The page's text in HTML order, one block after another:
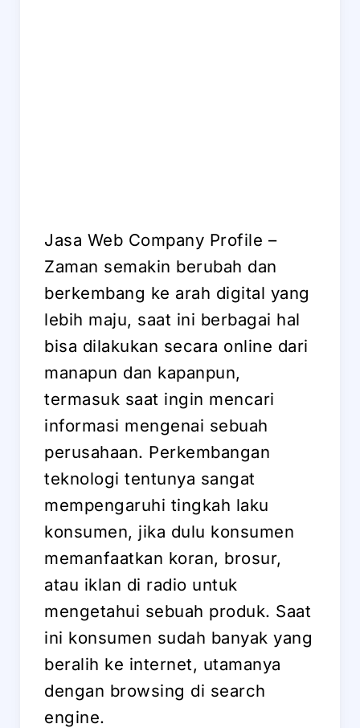
Jasa Web Company Profile –
Zaman semakin berubah dan
berkembang ke arah digital yang
lebih maju, saat ini berbagai hal
bisa dilakukan secara online dari
manapun dan kapanpun,
termasuk saat ingin mencari
informasi mengenai sebuah
perusahaan. Perkembangan
teknologi tentunya sangat
mempengaruhi tingkah laku
konsumen, jika dulu konsumen
memanfaatkan koran, brosur,
atau iklan di radio untuk
mengetahui sebuah produk. Saat
ini konsumen sudah banyak yang
beralih ke internet, utamanya
dengan browsing di search
engine.